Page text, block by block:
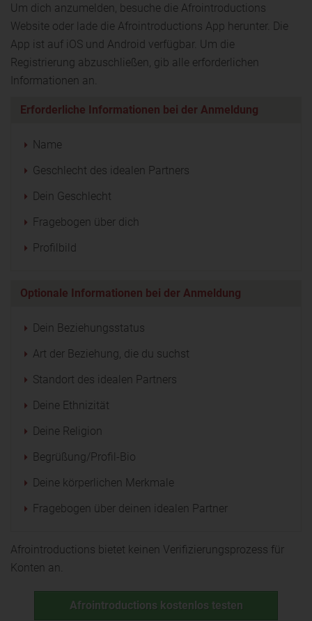
Um dich anzumelden, besuche die Afrointroductions
Website oder lade die Afrointroductions App herunter. Die
App ist auf iOS und Android verfügbar. Um die
Registrierung abzuschließen, gib alle erforderlichen
Informationen an.
Erforderliche Informationen bei der Anmeldung
Name
Geschlecht des idealen Partners
Dein Geschlecht
Fragebogen über dich
Profilbild
Optionale Informationen bei der Anmeldung
Dein Beziehungsstatus
Art der Beziehung, die du suchst
Standort des idealen Partners
Deine Ethnizität
Deine Religion
Begrüßung/Profil-Bio
Deine körperlichen Merkmale
Fragebogen über deinen idealen Partner
Afrointroductions bietet keinen Verifizierungsprozess für
Konten an.
Afrointroductions kostenlos testen